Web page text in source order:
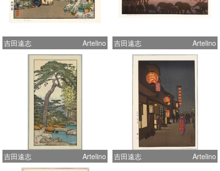
吉田遠志 Artelino 吉田遠志 Artelino
吉田遠志 Artelino 吉田遠志 Artelino